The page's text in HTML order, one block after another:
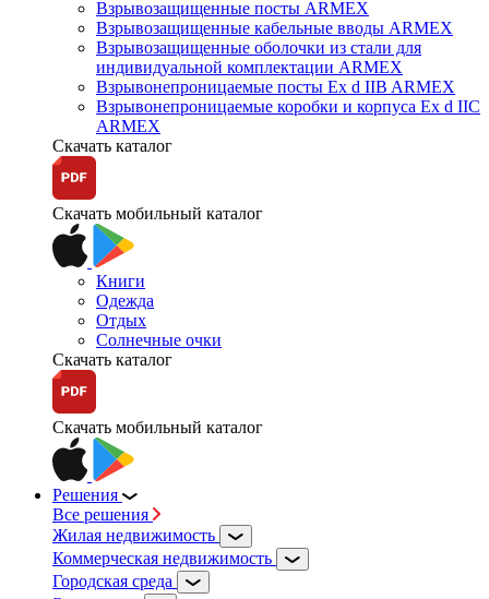
Взрывозащищенные посты ARMEX
Взрывозащищенные кабельные вводы ARMEX
Взрывозащищенные оболочки из стали для
индивидуальной комплектации ARMEX
Взрывонепроницаемые посты Ex d IIB ARMEX
Взрывонепроницаемые коробки и корпуса Ex d IIС
ARMEX
Скачать каталог
Скачать мобильный каталог
Книги
Одежда
Отдых
Солнечные очки
Скачать каталог
Скачать мобильный каталог
Решения
Все решения
Жилая недвижимость
Коммерческая недвижимость
Городская среда